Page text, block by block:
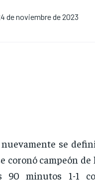
de noviembre de 2023
se
coronó campeón de
90 minutos 1-1